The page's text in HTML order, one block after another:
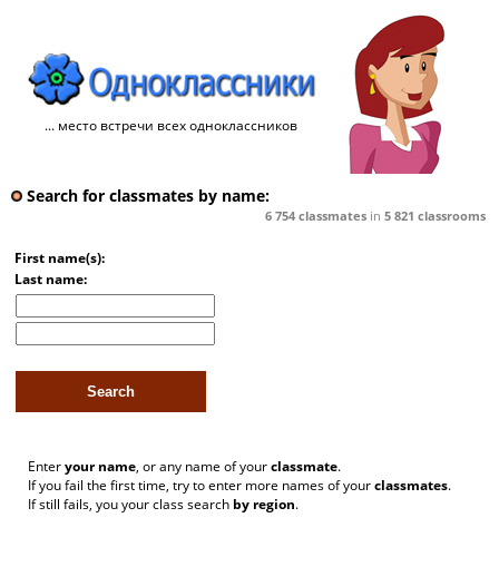
... место встречи всех одноклассников
Search for classmates by name:
6 754 classmatesin 5 821 classrooms
First name(s):
Last name:
Enteryour name, or any name of yourclassmate.
If you fail the first time, try to enter more names of yourclassmates.
If still fails, you your class search by region.